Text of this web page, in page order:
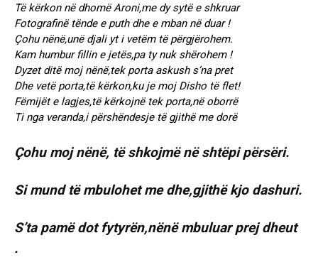
Të kërkon në dhomë Aroni,me dy sytë e shkruar
Fotografinë tënde e puth dhe e mban në duar !
Çohu nënë,unë djali yt i vetëm të përgjërohem.
Kam humbur fillin e jetës,pa ty nuk shërohem !
Dyzet ditë moj nënë,tek porta askush s’na pret
Dhe vetë porta,të kërkon,ku je moj Disho të flet!
Fëmijët e lagjes,të kërkojnë tek porta,në oborrë
Ti nga veranda,i përshëndesje të gjithë me dorë
Çohu moj nënë, të shkojmë në shtëpi përsëri.
Si mund të mbulohet me dhe,gjithë kjo dashuri.
S’ta pamë dot fytyrën,nënë mbuluar prej dheut
.